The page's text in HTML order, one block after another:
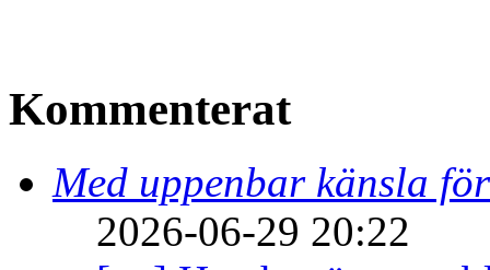
Kommenterat
Med uppenbar känsla
2026-06-29 20:22